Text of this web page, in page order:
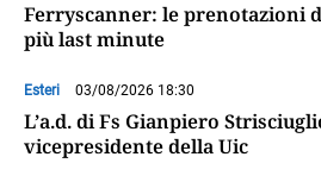
Ferryscanner: le prenotazioni
più last minute
Esteri 03/08/2026 18:30
L’a.d. di Fs Gianpiero
vicepresidente della Uic